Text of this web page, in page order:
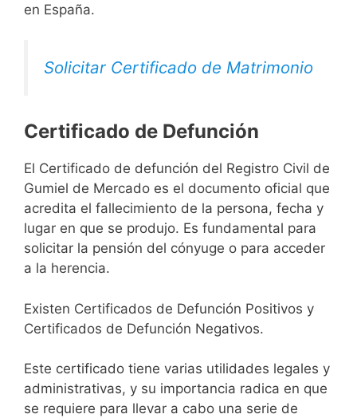
en España.
Solicitar Certificado de Matrimonio
Certificado de Defunción
El Certificado de defunción del Registro Civil de
Gumiel de Mercado es el documento oficial que
acredita el fallecimiento de la persona, fecha y
lugar en que se produjo. Es fundamental para
solicitar la pensión del cónyuge o para acceder
a la herencia.
Existen Certificados de Defunción Positivos y
Certificados de Defunción Negativos.
Este certificado tiene varias utilidades legales y
administrativas, y su importancia radica en que
se requiere para llevar a cabo una serie de